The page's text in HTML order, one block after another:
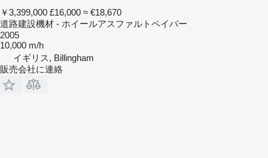
￥3,399,000 £16,000 ≈ €18,670
道路建設機材 - ホイールアスファルトペイバー
2005
10,000 m/h
イギリス, Billingham
販売会社に連絡